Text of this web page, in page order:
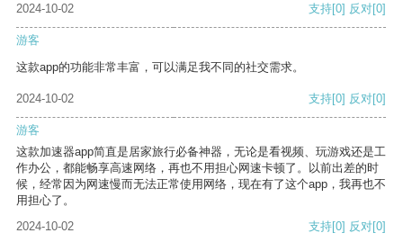
2024-10-02 支持[0] 反对[0]
游客
这款app的功能非常丰富，可以满足我不同的社交需求。
2024-10-02 支持[0] 反对[0]
游客
这款加速器app简直是居家旅行必备神器，无论是看视频、玩游戏还是工
作办公，都能畅享高速网络，再也不用担心网速卡顿了。以前出差的时
候，经常因为网速慢而无法正常使用网络，现在有了这个app，我再也不
用担心了。
2024-10-02
支持[0] 反对[0]